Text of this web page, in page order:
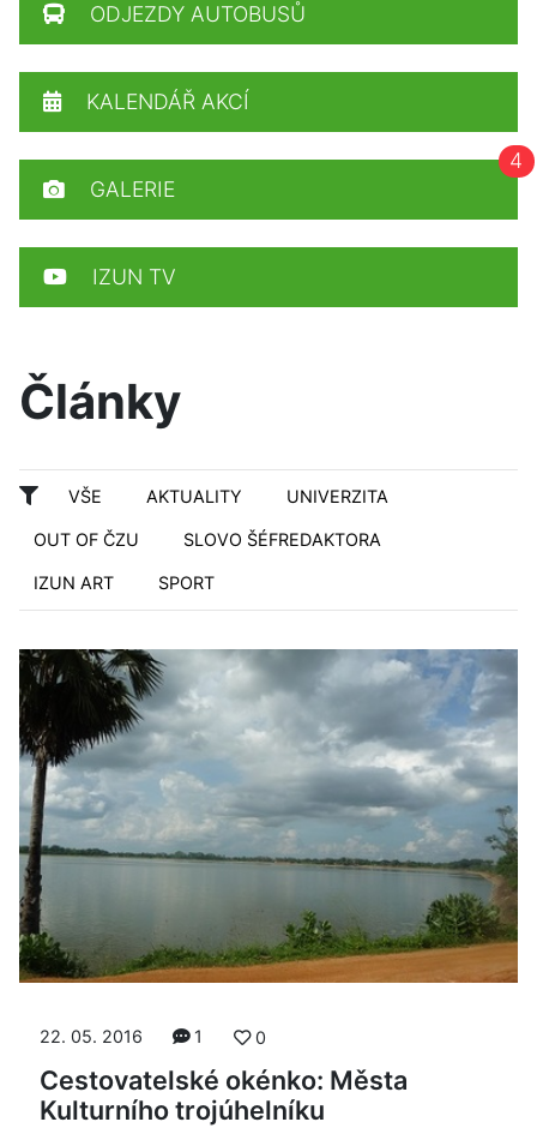
Články
VŠE AKTUALITY UNIVERZITA
OUT OF ČZU SLOVO ŠÉFREDAKTORA
IZUN ART SPORT
22. 05. 2016 1 0
Cestovatelské okénko: Města
Kulturního trojúhelníku
ODJEZDY AUTOBUSŮ
KALENDÁŘ AKCÍ
GALERIE
4
IZUN TV